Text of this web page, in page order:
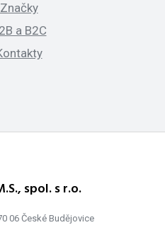
Značky
a B2C
spol. s r.o.
06 České Budějovice